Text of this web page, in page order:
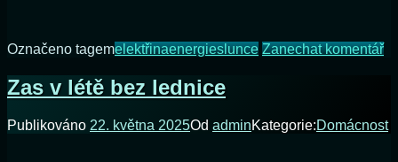
Megawatthodinu
Označeno tagemelektřinaenergieslunce Zanechat komentářna
Zas v létě bez lednice
Publikováno 22. května 2025Od adminKategorie:Domácnost